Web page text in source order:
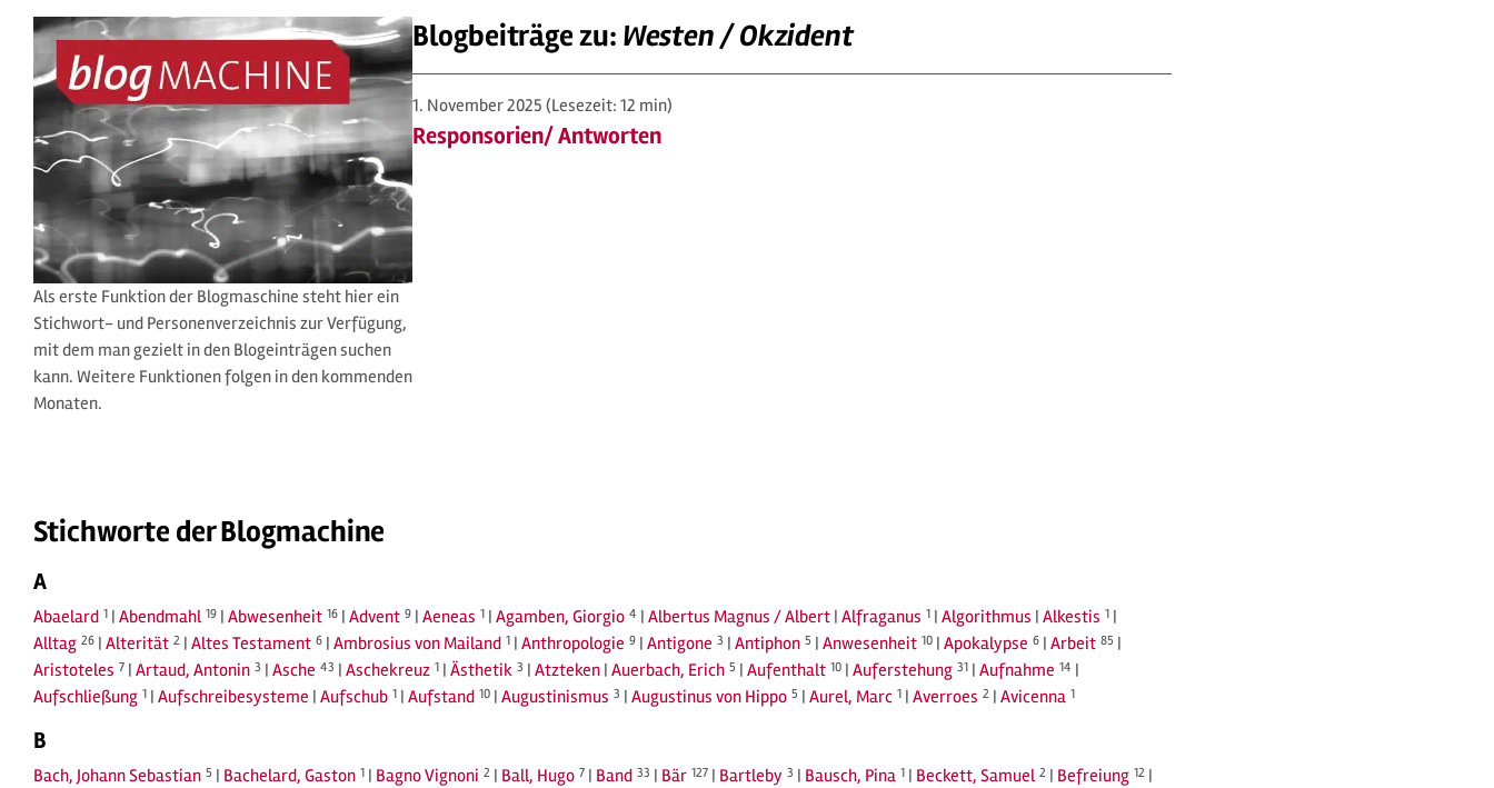
Als erste Funktion der Blogmaschine steht hier ein
Stichwort- und Personenverzeichnis zur Verfügung,
mit dem man gezielt in den Blogeinträgen suchen
kann. Weitere Funktionen folgen in den kommenden
Monaten.
Blogbeiträge zu: Westen / Okzident
1. November 2025(Lesezeit: 12 min)
Responsorien/ Antworten
Stichworte der Blogmachine
A
Abaelard 1 | Abendmahl 19 | Abwesenheit 16 | Advent 9 | Aeneas 1 | Agamben, Giorgio 4 | Albertus Magnus / Albert | Alfraganus 1 | Algorithmus | Alkestis 1 |
Alltag 26 | Alterität 2 | Altes Testament 6 | Ambrosius von Mailand 1 | Anthropologie 9 | Antigone 3 | Antiphon 5 | Anwesenheit 10 | Apokalypse 6 | Arbeit 85 |
Aristoteles 7 | Artaud, Antonin 3 | Asche 43 | Aschekreuz 1 | Ästhetik 3 | Atzteken | Auerbach, Erich 5 | Aufenthalt 10 | Auferstehung 31 | Aufnahme 14 |
Aufschließung 1 | Aufschreibesysteme | Aufschub 1 | Aufstand 10 | Augustinismus 3 | Augustinus von Hippo 5 | Aurel, Marc 1 | Averroes 2 | Avicenna 1
B
Bach, Johann Sebastian 5 | Bachelard, Gaston 1 | Bagno Vignoni 2 | Ball, Hugo 7 | Band 33 | Bär 127 | Bartleby 3 | Bausch, Pina 1 | Beckett, Samuel 2 | Befreiung 12 |